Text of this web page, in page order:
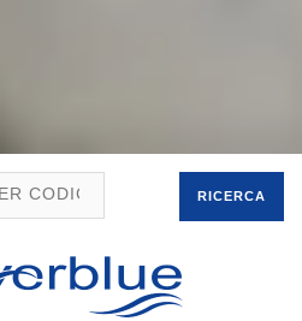
RICERCA